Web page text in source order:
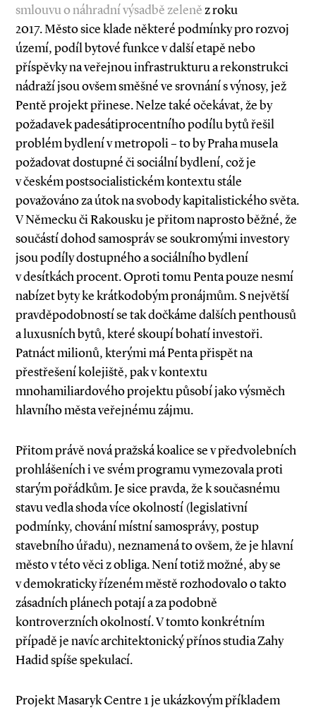
smlouvu o náhradní výsadbě zeleněz roku
2017. Město sice klade některé podmínky pro rozvoj
území, podíl bytové funkce v další etapě nebo
příspěvky na veřejnou infrastrukturu a rekonstrukci
nádraží jsou ovšem směšné ve srovnání s výnosy, jež
Pentě projekt přinese. Nelze také očekávat, že by
požadavek padesátiprocentního podílu bytů řešil
problém bydlení v metropoli – to by Praha musela
požadovat dostupné či sociál­ní bydlení, což je
v českém postsocialistickém kontextu stále
považováno za útok na svobody kapitalistického světa.
V Německu či Rakousku je přitom naprosto běžné, že
součástí dohod samospráv se soukromými investory
jsou podíly dostupného a sociálního bydlení
v desítkách procent. Oproti tomu Penta pouze nesmí
nabízet byty ke krátkodobým pronájmům. S největší
pravděpodobností se tak dočkáme dalších penthousů
a luxusních bytů, které skoupí bohatí investoři.
Patnáct milionů, kterými má Penta přispět na
přestřešení kolejiště, pak v kontextu
mnohamiliardového projektu působí jako výsměch
hlavního města veřejnému zájmu.
Přitom právě nová pražská koalice se v předvolebních
prohlášeních i ve svém programu vymezovala proti
starým pořádkům. Je sice pravda, že k současnému
stavu vedla shoda více okolností (legislativní
podmínky, chování místní samosprávy, postup
stavebního úřadu), neznamená to ovšem, že je hlavní
město v této věci z obliga. Není totiž možné, aby se
v demokraticky řízeném městě rozhodovalo o takto
zásadních plánech potají a za podobně
kontroverzních okolností. V tomto konkrétním
případě je navíc architektonický přínos studia Zahy
Hadid spíše spekulací.
Projekt Masaryk Centre 1 je ukázkovým příkladem